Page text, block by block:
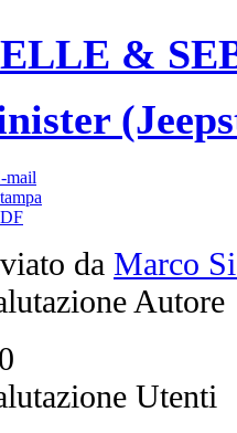
&
da Marco
Autore
Utenti